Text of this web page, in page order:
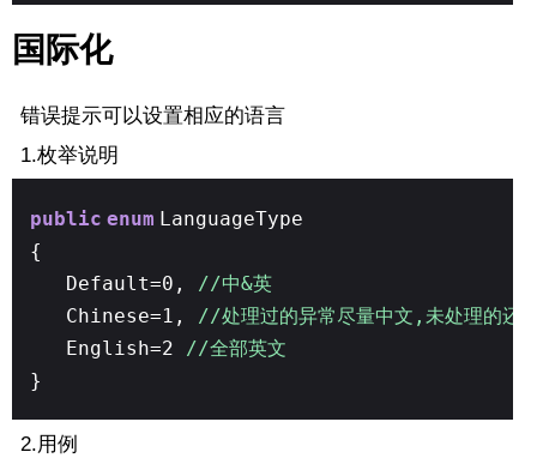
国际化
错误提示可以设置相应的语言
1.枚举说明
public enum LanguageType
{
Default=0, //中&英
Chinese=1, //处理过的异常尽量中文,未处理的还
English=2 //全部英文
}
2.用例